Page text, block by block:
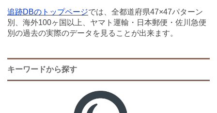
追跡DBのトップページでは、全都道府県47×47パターン
別、海外100ヶ国以上、ヤマト運輸・日本郵便・佐川急便
別の過去の実際のデータを見ることが出来ます。
キーワードから探す